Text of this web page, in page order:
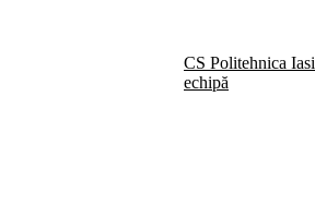
CS Politehnica Iasi
echipă